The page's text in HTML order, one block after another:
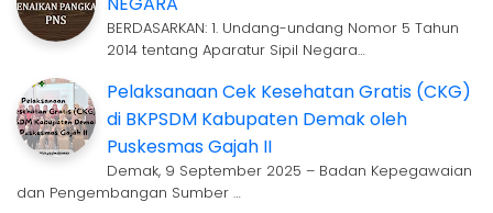
BERDASARKAN: 1. Undang-undang Nomor 5 Tahun
2014 tentang Aparatur Sipil Negara…
Pelaksanaan Cek Kesehatan Gratis (CKG)
di BKPSDM Kabupaten Demak oleh
Puskesmas Gajah II
Demak, 9 September 2025 – Badan Kepegawaian
dan Pengembangan Sumber …